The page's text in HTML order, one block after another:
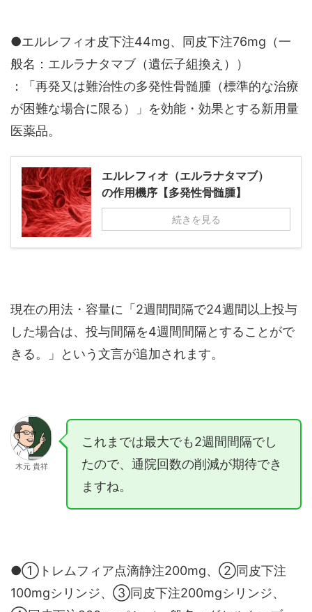
●エルレフィオ皮下注44mg、同皮下注76mg（一
般名：エルラナタマブ（遺伝子組換え））
：「再発又は難治性の多発性骨髄腫（標準的な治療
が困難な場合に限る）」を効能・効果とする新用量
医薬品。
エルレフィオ（エルラナタマブ）
の作用機序【多発性骨髄腫】
続きを見る
現在の用法・容量に「2週間間隔で24週間以上投与
した場合は、投与間隔を4週間間隔とすることがで
きる。」という文言が追加されます。
木元 貴祥
これまでは最大でも2週間間隔でし
たので、通院回数の削減が期待でき
ますね。
●①トレムフィア点滴静注200mg、②同皮下注
100mgシリンジ、③同皮下注200mgシリンジ、